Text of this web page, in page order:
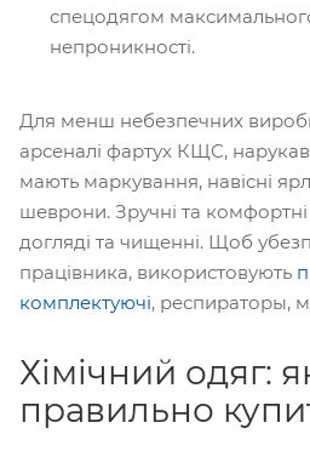
спецодягом
непроникності.
Для менш небезпечних
арсеналі фартух КЩС,
мають маркування, навісні
шеврони. Зручні та комфортні
догляді та чищенні. Щоб
працівника, використовують
комплектуючі, респираторы,
Хімічний одяг:
правильно